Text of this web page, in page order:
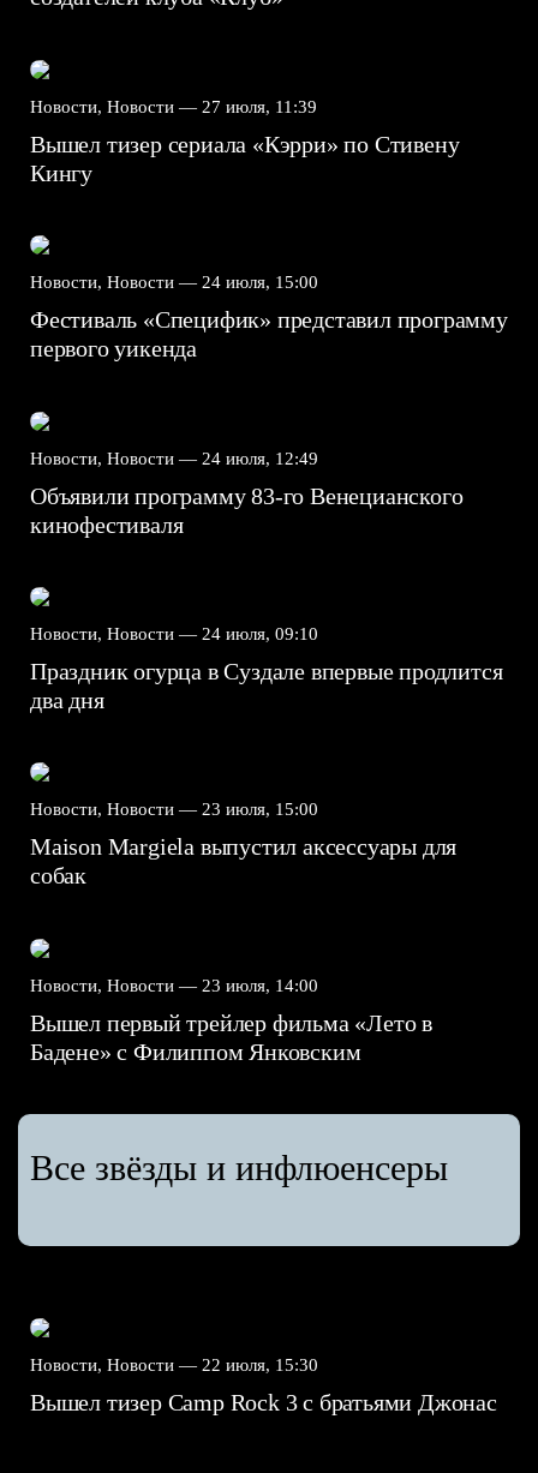
Новости, Новости — 27 июля, 11:39
Вышел тизер сериала «Кэрри» по Стивену
Кингу
Новости, Новости — 24 июля, 15:00
Фестиваль «Специфик» представил программу
первого уикенда
Новости, Новости — 24 июля, 12:49
Объявили программу 83-го Венецианского
кинофестиваля
Новости, Новости — 24 июля, 09:10
Праздник огурца в Суздале впервые продлится
два дня
Новости, Новости — 23 июля, 15:00
Maison Margiela выпустил аксессуары для
собак
Новости, Новости — 23 июля, 14:00
Вышел первый трейлер фильма «Лето в
Бадене» с Филиппом Янковским
Все звёзды и инфлюенсеры
Новости, Новости — 22 июля, 15:30
Вышел тизер Camp Rock 3 с братьями Джонас